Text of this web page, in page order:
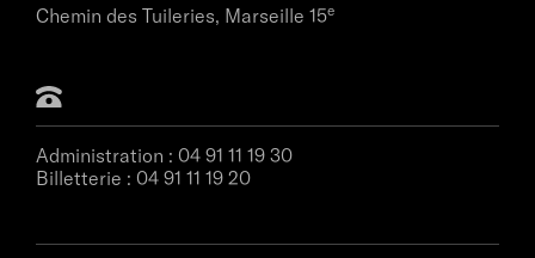
Chemin des Tuileries, Marseille 15e
Administration : 04 91 11 19 30
Billetterie : 04 91 11 19 20